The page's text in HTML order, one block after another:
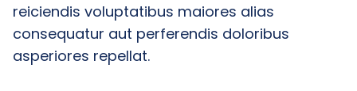
reiciendis voluptatibus maiores alias
consequatur aut perferendis doloribus
asperiores repellat.